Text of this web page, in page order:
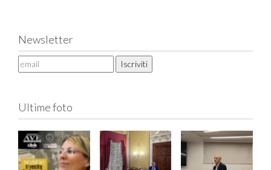
Newsletter
Ultime foto